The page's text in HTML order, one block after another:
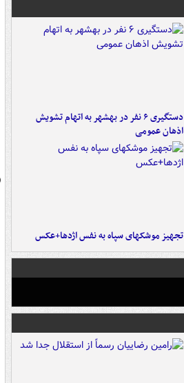
دستگیری ۶ نفر در بهشهر به اتهام تشویش
اذهان عمومی
تجهیز موشکهای سپاه به نفس اژدها+عکس